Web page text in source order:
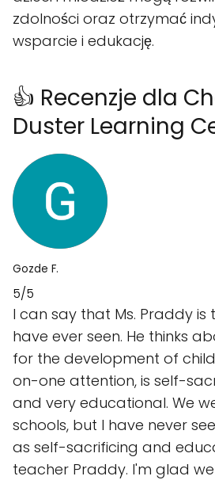
zdolności oraz otrzymać
wsparcie i edukację.
👍 Recenzje dla
Duster Learning
Gozde F.
5/5
I can say that Ms. Praddy is
have ever seen. He thinks
for the development of
on-one attention, is self-
and very educational. We
schools, but I have never
as self-sacrificing and
teacher Praddy. I'm glad